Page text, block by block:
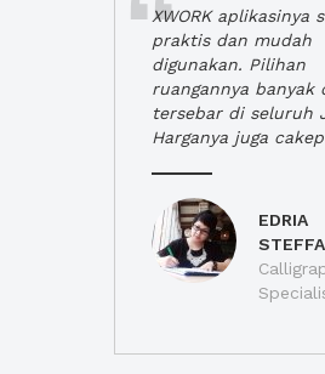
XWORK aplikasinya
praktis dan mudah
digunakan. Pilihan
ruangannya banyak
tersebar di seluruh
Harganya juga
EDRIA